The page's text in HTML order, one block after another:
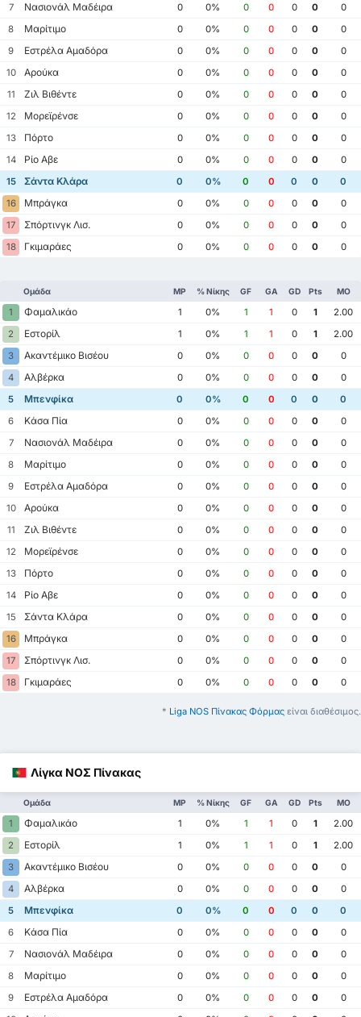
7
Νασιονάλ Μαδέιρα 0 0% 0 0 0 0
0
8
Μαρίτιμο 0 0% 0 0 0 0
0
9
Εστρέλα Αμαδόρα 0 0% 0 0 0 0
0
10
Αρούκα 0 0% 0 0 0 0
0
11
Ζιλ Βιθέντε 0 0% 0 0 0 0
0
12
Μορεϊρένσε 0 0% 0 0 0 0
0
13
Πόρτο 0 0% 0 0 0 0
0
14
Ρίο Αβε 0 0% 0 0 0 0
0
15
Σάντα Κλάρα 0 0% 0 0 0 0
0
16
Μπράγκα 0 0% 0 0 0 0
0
17
Σπόρτινγκ Λισ. 0 0% 0 0 0 0
0
18
Γκιμαράες 0 0% 0 0 0 0 0
Ομάδα MP % Νίκης GF GA GD Pts ΜΟ
1 Φαμαλικάο 1 0% 1 1 0 1
2.00
2
Εστορίλ 1 0% 1 1 0 1
2.00
3
Ακαντέμικο Βισέου 0 0% 0 0 0 0
0
4
Αλβέρκα 0 0% 0 0 0 0
0
5
Μπενφίκα 0 0% 0 0 0 0
0
6
Κάσα Πία 0 0% 0 0 0 0
0
7
Νασιονάλ Μαδέιρα 0 0% 0 0 0 0
0
8
Μαρίτιμο 0 0% 0 0 0 0
0
9
Εστρέλα Αμαδόρα 0 0% 0 0 0 0
0
10
Αρούκα 0 0% 0 0 0 0
0
11
Ζιλ Βιθέντε 0 0% 0 0 0 0
0
12
Μορεϊρένσε 0 0% 0 0 0 0
0
13
Πόρτο 0 0% 0 0 0 0
0
14
Ρίο Αβε 0 0% 0 0 0 0
0
15
Σάντα Κλάρα 0 0% 0 0 0 0
0
16
Μπράγκα 0 0% 0 0 0 0
0
17
Σπόρτινγκ Λισ. 0 0% 0 0 0 0
0
18
Γκιμαράες 0 0% 0 0 0 0 0
* Liga NOS Πίνακας Φόρμας είναι διαθέσιμος.
Λίγκα ΝΟΣ Πίνακας
Ομάδα MP % Νίκης GF GA GD Pts ΜΟ
1 Φαμαλικάο 1 0% 1 1 0 1
2.00
2
Εστορίλ 1 0% 1 1 0 1
2.00
3
Ακαντέμικο Βισέου 0 0% 0 0 0 0
0
4
Αλβέρκα 0 0% 0 0 0 0
0
5
Μπενφίκα 0 0% 0 0 0 0
0
6
Κάσα Πία 0 0% 0 0 0 0
0
7
Νασιονάλ Μαδέιρα 0 0% 0 0 0 0
0
8
Μαρίτιμο 0 0% 0 0 0 0
0
9
Εστρέλα Αμαδόρα 0 0% 0 0 0 0
0